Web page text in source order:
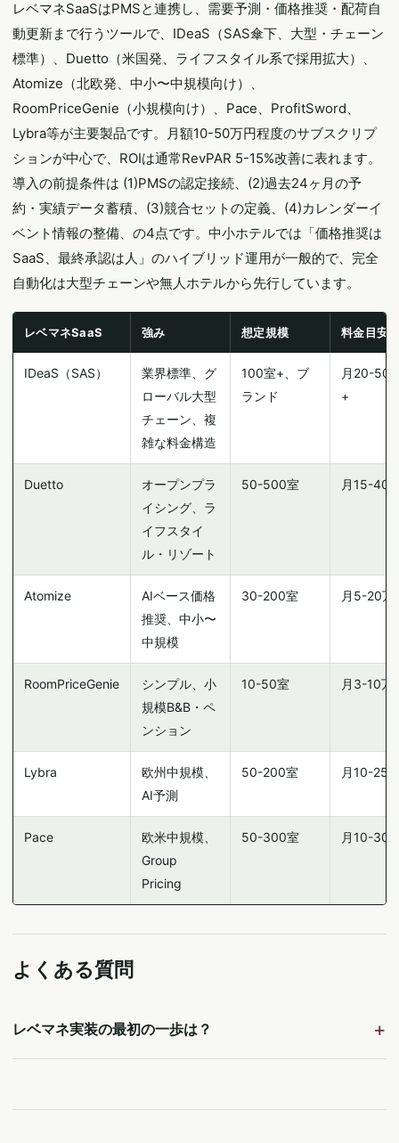
レベマネSaaSはPMSと連携し、需要予測・価格推奨・配荷自
動更新まで行うツールで、IDeaS（SAS傘下、大型・チェーン
標準）、Duetto（米国発、ライフスタイル系で採用拡大）、
Atomize（北欧発、中小〜中規模向け）、
RoomPriceGenie（小規模向け）、Pace、ProfitSword、
Lybra等が主要製品です。月額10-50万円程度のサブスクリプ
ションが中心で、ROIは通常RevPAR 5-15%改善に表れます。
導入の前提条件は (1)PMSの認定接続、(2)過去24ヶ月の予
約・実績データ蓄積、(3)競合セットの定義、(4)カレンダーイ
ベント情報の整備、の4点です。中小ホテルでは「価格推奨は
SaaS、最終承認は人」のハイブリッド運用が一般的で、完全
自動化は大型チェーンや無人ホテルから先行しています。
レベマネSaaS 強み 想定規模 料金目安
IDeaS（SAS）
業界標準、グ
ローバル大型
チェーン、複
雑な料金構造
100室+、ブ
ランド
月20-50
+
Duetto
オープンプラ
イシング、ラ
イフスタイ
ル・リゾート
50-500室 月15-40
Atomize
AIベース価格
推奨、中小〜
中規模
30-200室 月5-20万
RoomPriceGenie
シンプル、小
規模B&B・ペ
ンション
10-50室 月3-10万
Lybra
欧州中規模、
AI予測
50-200室 月10-25
Pace
欧米中規模、
Group
Pricing
50-300室 月10-30
よくある質問
レベマネ実装の最初の一歩は？